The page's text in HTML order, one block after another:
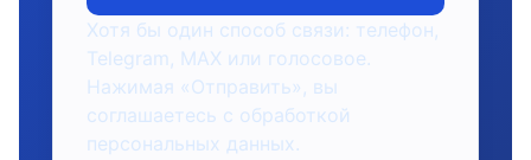
Хотя бы один способ связи: телефон,
Telegram, MAX или голосовое.
Нажимая «Отправить», вы
соглашаетесь с обработкой
персональных данных.